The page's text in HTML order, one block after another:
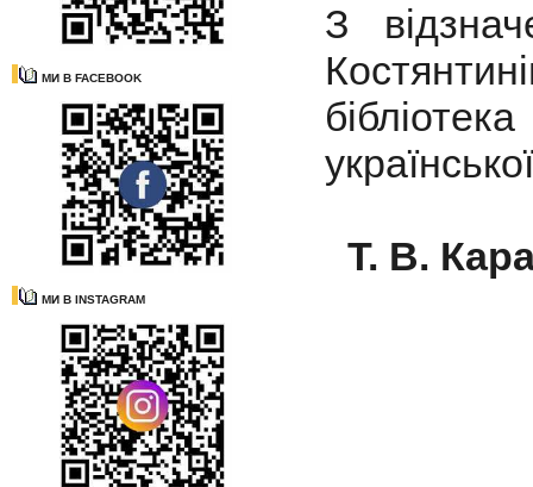
МИ В FACEBOOK
МИ В INSTAGRAM
З
Т. В.